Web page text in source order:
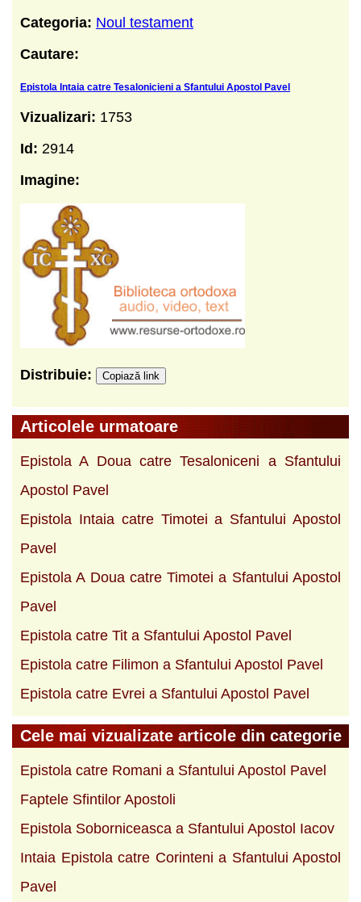
Categoria: Noul testament
Cautare:
Epistola Intaia catre Tesalonicieni a Sfantului Apostol Pavel
Vizualizari: 1753
Id: 2914
Imagine:
Distribuie: Copiază link
Articolele urmatoare
Epistola A Doua catre Tesaloniceni a Sfantului
Apostol Pavel
Epistola Intaia catre Timotei a Sfantului Apostol
Pavel
Epistola A Doua catre Timotei a Sfantului Apostol
Pavel
Epistola catre Tit a Sfantului Apostol Pavel
Epistola catre Filimon a Sfantului Apostol Pavel
Epistola catre Evrei a Sfantului Apostol Pavel
Cele mai vizualizate articole din categorie
Epistola catre Romani a Sfantului Apostol Pavel
Faptele Sfintilor Apostoli
Epistola Soborniceasca a Sfantului Apostol Iacov
Intaia Epistola catre Corinteni a Sfantului Apostol
Pavel